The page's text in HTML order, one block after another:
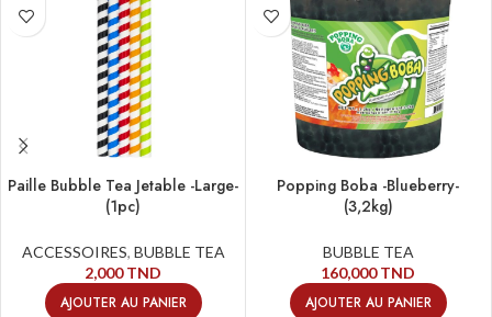
Paille Bubble Tea Jetable -Large-
(1pc)
ACCESSOIRES, BUBBLE TEA
2,000TND
AJOUTER AU PANIER
Popping Boba -Blueberry-
(3,2kg)
BUBBLE TEA
160,000TND
AJOUTER AU PANIER